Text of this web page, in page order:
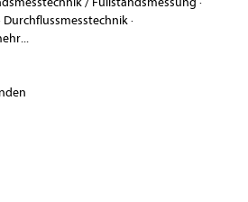
Durchflussmesstechnik·